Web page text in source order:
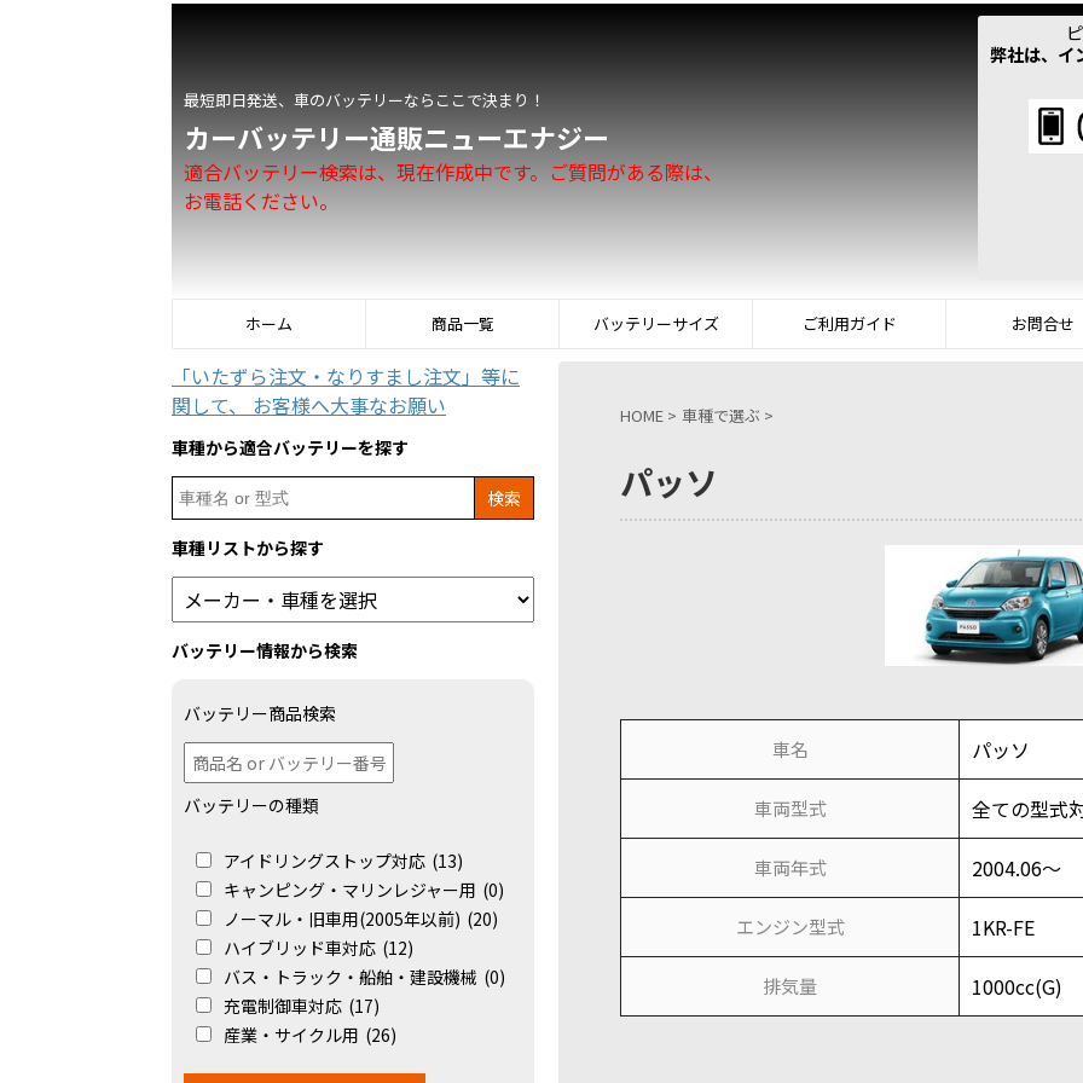
最短即日発送、車のバッテリーならここで決まり！
カーバッテリー通販ニューエナジー
適合バッテリー検索は、現在作成中です。ご質問がある際は、
お電話ください。
弊社は、イ
ホーム 商品一覧 バッテリーサイズ ご利用ガイド お問合せ
HOME > 車種で選ぶ >
パッソ
車名 パッソ
車両型式 全ての型式
車両年式 2004.06～
エンジン型式 1KR-FE
排気量 1000cc(G)
「いたずら注文・なりすまし注文」等に
関して、 お客様へ大事なお願い
車種から適合バッテリーを探す
Search
for:
車種リストから探す
バッテリー情報から検索
バッテリー商品検索
バッテリーの種類
アイドリングストップ対応 (13)
キャンピング・マリンレジャー用 (0)
ノーマル・旧車用(2005年以前) (20)
ハイブリッド車対応 (12)
バス・トラック・船舶・建設機械 (0)
充電制御車対応 (17)
産業・サイクル用 (26)